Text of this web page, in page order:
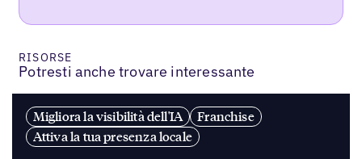
RISORSE
Potresti anche trovare interessante
Migliora la visibilità dell'IA
Franchise
Attiva la tua presenza locale